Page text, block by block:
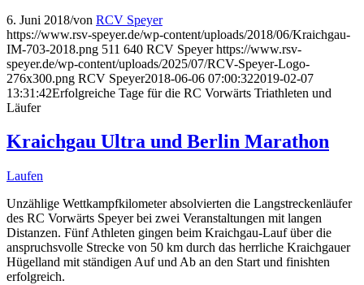
6. Juni 2018/von RCV Speyer
https://www.rsv-speyer.de/wp-content/uploads/2018/06/Kraichgau-
IM-703-2018.png 511 640 RCV Speyer https://www.rsv-
speyer.de/wp-content/uploads/2025/07/RCV-Speyer-Logo-
276x300.png RCV Speyer2018-06-06 07:00:322019-02-07
13:31:42Erfolgreiche Tage für die RC Vorwärts Triathleten und
Läufer
Kraichgau Ultra und Berlin Marathon
Laufen
Unzählige Wettkampfkilometer absolvierten die Langstreckenläufer
des RC Vorwärts Speyer bei zwei Veranstaltungen mit langen
Distanzen. Fünf Athleten gingen beim Kraichgau-Lauf über die
anspruchsvolle Strecke von 50 km durch das herrliche Kraichgauer
Hügelland mit ständigen Auf und Ab an den Start und finishten
erfolgreich.